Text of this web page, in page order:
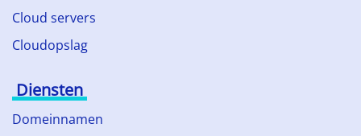
Cloud servers
Cloudopslag
Diensten
Domeinnamen